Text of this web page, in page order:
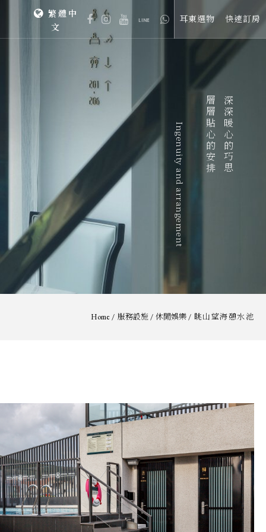
繁體中
文
LINE 耳東選物 快速訂房
深深暖心的巧思
層層貼心的安排
Ingenuity and arrangement
Home / 服務設施 / 休閒娛樂 / 眺山望海憩水池